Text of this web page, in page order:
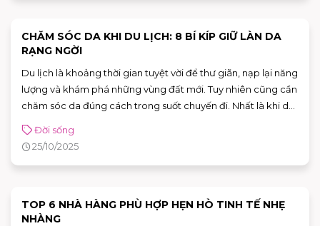
CHĂM SÓC DA KHI DU LỊCH: 8 BÍ KÍP GIỮ LÀN DA
RẠNG NGỜI
Du lịch là khoảng thời gian tuyệt vời để thư giãn, nạp lại năng
lượng và khám phá những vùng đất mới. Tuy nhiên cũng cần
chăm sóc da đúng cách trong suốt chuyến đi. Nhất là khi da
AEON MALL Tân Phú Celadon bật mí cách chăm sóc da khi
du lịch để bạn luôn giữ được vẻ ngoài rạng rỡ, tự tin.
Đời sống
25/10/2025
TOP 6 NHÀ HÀNG PHÙ HỢP HẸN HÒ TINH TẾ NHẸ
NHÀNG